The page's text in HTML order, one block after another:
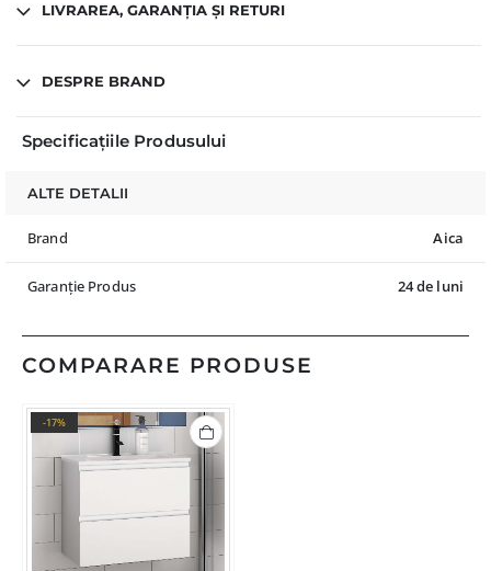
LIVRAREA, GARANȚIA ȘI RETURI
DESPRE BRAND
Specificațiile Produsului
ALTE DETALII
Brand Aica
Garanție Produs 24 de luni
COMPARARE PRODUSE
-17%